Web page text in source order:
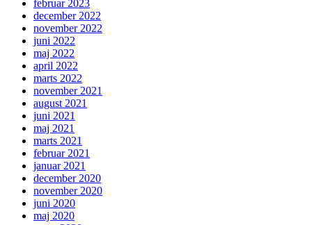
februar 2023
december 2022
november 2022
juni 2022
maj 2022
april 2022
marts 2022
november 2021
august 2021
juni 2021
maj 2021
marts 2021
februar 2021
januar 2021
december 2020
november 2020
juni 2020
maj 2020